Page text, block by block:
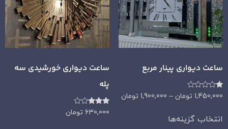
ساعت دیواری پینار مربع
امتیاز
1.00
1,450,000 تومان –
1,900,000 تومان
انتخاب گزینه‌ها
ساعت دیواری خورشیدی سه
پله
امتیاز
3.00
630,000 تومان